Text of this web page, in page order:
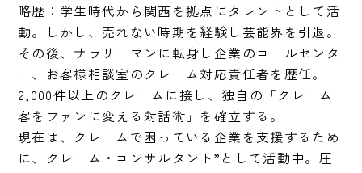
略歴：学生時代から関西を拠点にタレントとして活
動。しかし、売れない時期を経験し芸能界を引退。
その後、サラリーマンに転身し企業のコールセンタ
ー、お客様相談室のクレーム対応責任者を歴任。
2,000件以上のクレームに接し、独自の「クレーム
客をファンに変える対話術」を確立する。
現在は、クレームで困っている企業を支援するため
に、クレーム・コンサルタント”として活動中。圧